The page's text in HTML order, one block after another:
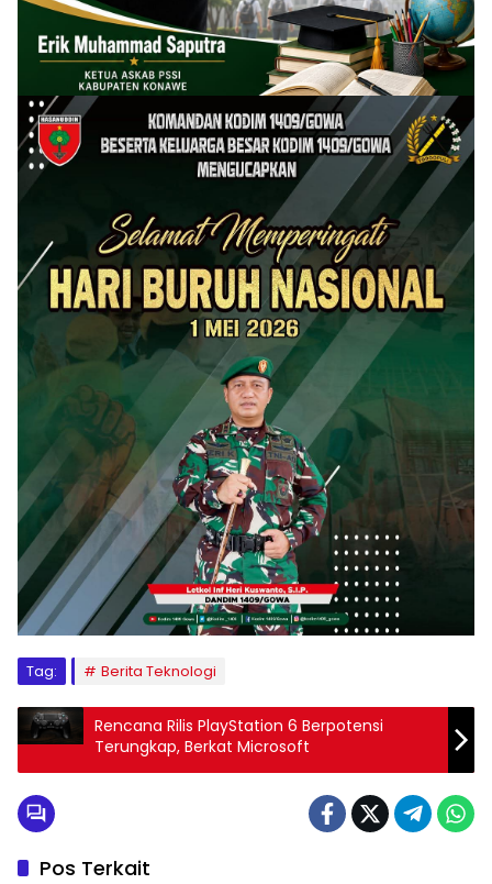
Tag: Berita Teknologi
Rencana Rilis PlayStation 6 Berpotensi
Terungkap, Berkat Microsoft
Pos Terkait